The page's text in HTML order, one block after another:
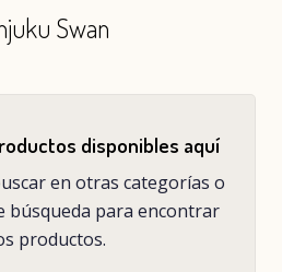
Swan
disponibles aquí
en otras categorías o
búsqueda para encontrar
productos.